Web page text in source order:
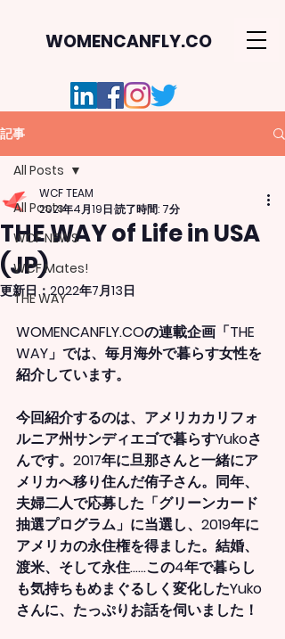
WOMENCANFLY.CO
記事
All Posts
WCF NEWS
WCF Mates!
THE WAY
All Posts
THE WAY of Life in USA
(JP)
WCF TEAM
2021年4月19日読了時間: 7分
更新日：2022年7月13日
WOMENCANFLY.COの連載企画「THE
WAY」では、毎月海外で暮らす女性を
紹介しています。
今回紹介するのは、アメリカカリフォ
ルニア州サンディエゴで暮らすYukoさ
んです。2017年に旦那さんと一緒にア
メリカへ移り住んだ侑子さん。同年、
夫婦二人で応募した「グリーンカード
抽選プログラム」に当選し、2019年に
アメリカの永住権を得ました。結婚、
渡米、そして永住……この4年で暮らし
も気持ちもめまぐるしく変化したYuko
さんに、たっぷりお話を伺いました！